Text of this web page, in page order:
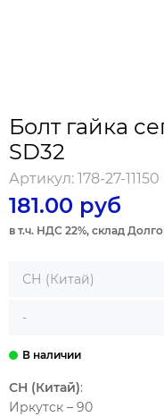
Болт гайка
SD32
Артикул: 178-27-11150
181.00 руб
в т.ч. НДС 22%, склад
СН (Китай)
-
UNDERCARRIGE 00.
FUYE
СН (Китай):
Иркутск – 90